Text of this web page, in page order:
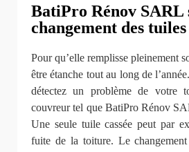
BatiPro Rénov SARL
changement des tuiles
Pour qu’elle remplisse pleinement
être étanche tout au long de
détectez un problème de votre
couvreur tel que BatiPro Rénov
Une seule tuile cassée peut par
fuite de la toiture. Le